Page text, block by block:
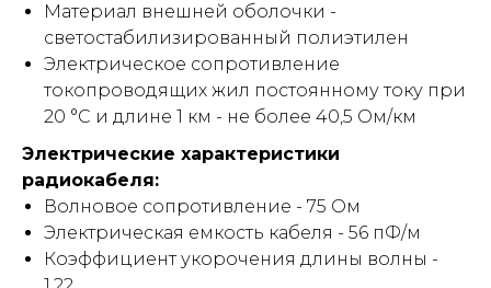
Материал внешней оболочки -
светостабилизированный полиэтилен
Электрическое сопротивление
токопроводящих жил постоянному току при
20 °С и длине 1 км - не более 40,5 Ом/км
Электрические характеристики
радиокабеля:
Волновое сопротивление - 75 Ом
Электрическая емкость кабеля - 56 пФ/м
Коэффициент укорочения длины волны -